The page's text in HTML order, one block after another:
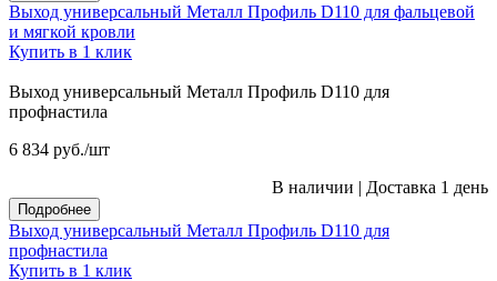
Выход универсальный Металл Профиль D110 для фальцевой
и мягкой кровли
Купить в 1 клик
Выход универсальный Металл Профиль D110 для
профнастила
6 834 руб./шт
В наличии | Доставка 1 день
Подробнее
Выход универсальный Металл Профиль D110 для
профнастила
Купить в 1 клик